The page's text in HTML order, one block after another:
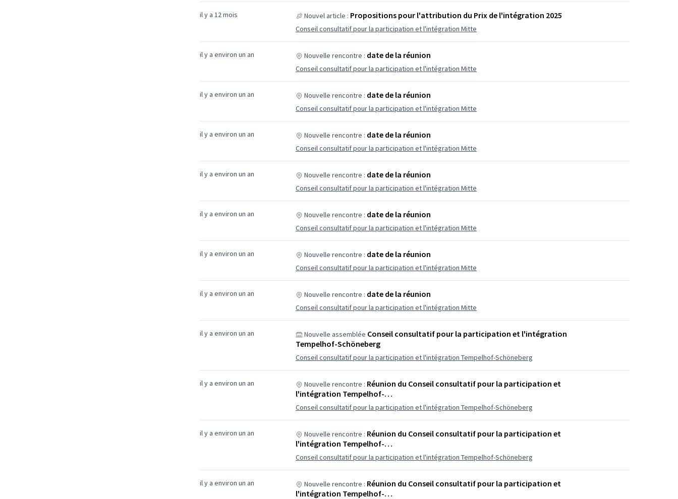
il y a 12 mois Nouvel article : Propositions pour l'attribution du Prix de l'intégration 2025
Conseil consultatif pour la participation et l'intégration Mitte
il y a environ un an Nouvelle rencontre : date de la réunion
Conseil consultatif pour la participation et l'intégration Mitte
il y a environ un an Nouvelle rencontre : date de la réunion
Conseil consultatif pour la participation et l'intégration Mitte
il y a environ un an Nouvelle rencontre : date de la réunion
Conseil consultatif pour la participation et l'intégration Mitte
il y a environ un an Nouvelle rencontre : date de la réunion
Conseil consultatif pour la participation et l'intégration Mitte
il y a environ un an Nouvelle rencontre : date de la réunion
Conseil consultatif pour la participation et l'intégration Mitte
il y a environ un an Nouvelle rencontre : date de la réunion
Conseil consultatif pour la participation et l'intégration Mitte
il y a environ un an Nouvelle rencontre : date de la réunion
Conseil consultatif pour la participation et l'intégration Mitte
il y a environ un an Nouvelle assemblée Conseil consultatif pour la participation et l'intégration
Tempelhof-Schöneberg
Conseil consultatif pour la participation et l'intégration Tempelhof-Schöneberg
il y a environ un an Nouvelle rencontre : Réunion du Conseil consultatif pour la participation et
l'intégration Tempelhof-…
Conseil consultatif pour la participation et l'intégration Tempelhof-Schöneberg
il y a environ un an Nouvelle rencontre : Réunion du Conseil consultatif pour la participation et
l'intégration Tempelhof-…
Conseil consultatif pour la participation et l'intégration Tempelhof-Schöneberg
il y a environ un an Nouvelle rencontre : Réunion du Conseil consultatif pour la participation et
l'intégration Tempelhof-…